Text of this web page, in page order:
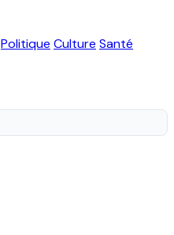
Politique Culture Santé